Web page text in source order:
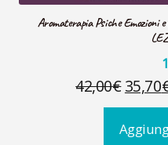
Aromaterapia Psiche
42,00€ Il
35,70